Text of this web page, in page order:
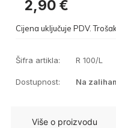
2,90 €
Cijena uključuje PDV.
Šifra artikla: R 100/L
Dostupnost: Na
Više o proizvodu